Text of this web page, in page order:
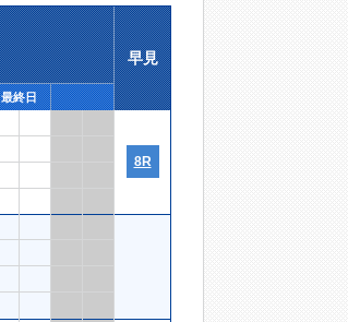
早見
最終日
8R